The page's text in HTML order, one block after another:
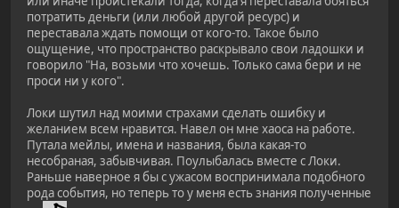
потратить деньги (или любой другой ресурс) и
переставала ждать помощи от кого-то. Такое было
ощущение, что пространство раскрывало свои ладошки и
говорило "На, возьми что хочешь. Только сама бери и не
проси ни у кого".
Локи шутил над моими страхами сделать ошибку и
желанием всем нравится. Навел он мне хаоса на работе.
Путала мейлы, имена и названия, была какая-то
несобраная, забывчивая. Поулыбалась вместе с Локи.
Раньше наверное я бы с ужасом воспринимала подобного
рода события, но теперь то у меня есть знания полученные